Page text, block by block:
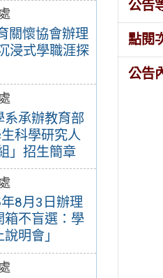
關懷協會辦理
浸式學職涯探
系承辦教育部
科學研究人
」招生簡章
8月3日辦理
箱不盲選：學
明會」
公告
點閱
公告